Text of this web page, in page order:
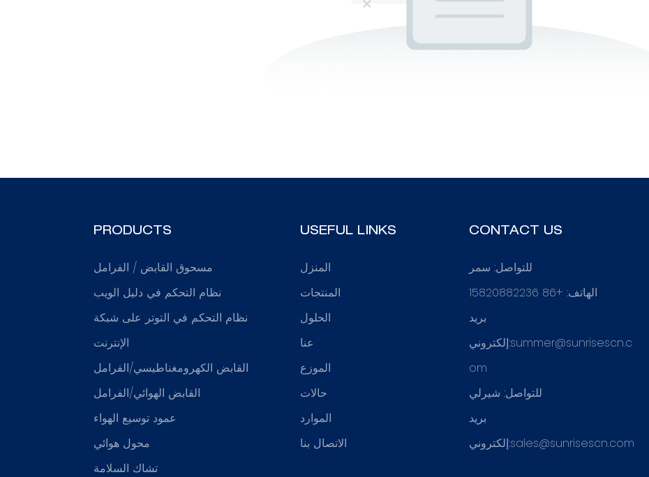
PRODUCTS
مسحوق القابض / الفرامل
نظام التحكم في دليل الويب
نظام التحكم في التوتر على شبكة
الإنترنت
القابض الكهرومغناطيسي/الفرامل
القابض الهوائي/الفرامل
عمود توسيع الهواء
محول هوائي
تشاك السلامة
USEFUL LINKS
المنزل
المنتجات
الحلول
عنا
الموزع
حالات
الموارد
الاتصال بنا
CONTACT US
للتواصل: سمر
الهاتف: +86 15820882236
بريد
إلكتروني:summer@sunrisescn.c
om
للتواصل: شيرلي
بريد
إلكتروني:sales@sunrisescn.com